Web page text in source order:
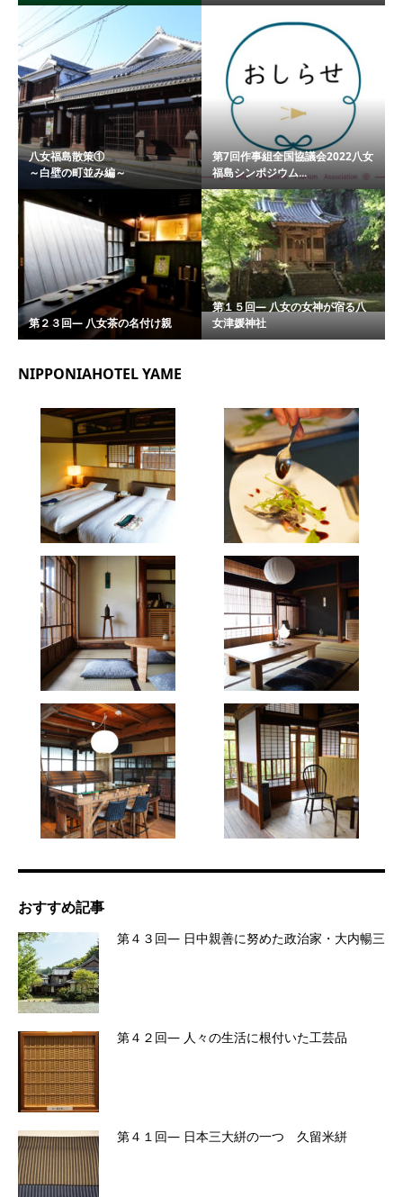
八女福島散策①
～白壁の町並み編～
第7回作事組全国協議会2022八女
福島シンポジウム...
第２３回― 八女茶の名付け親
第１５回― 八女の女神が宿る八
女津媛神社
NIPPONIAHOTEL YAME
おすすめ記事
第４３回― 日中親善に努めた政治家・大内暢三
第４２回― 人々の生活に根付いた工芸品
第４１回― 日本三大絣の一つ 久留米絣